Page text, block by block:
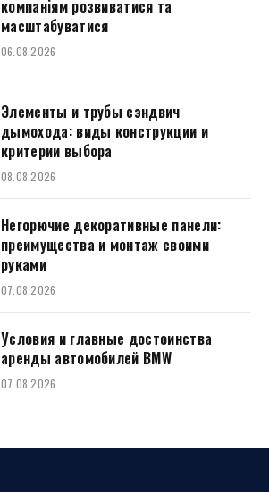
компаніям розвиватися та
масштабуватися
06.08.2026
Элементы и трубы сэндвич
дымохода: виды конструкции и
критерии выбора
08.08.2026
Негорючие декоративные панели:
преимущества и монтаж своими
руками
07.08.2026
Условия и главные достоинства
аренды автомобилей BMW
07.08.2026